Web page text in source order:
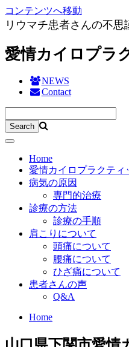
コンテンツへ移動
リウマチ患者さんの不思
愛情カイロプラ
NEWS
Contact
Home
愛情カイロプラクティ
病気の原因
専門的治療
診療の方法
診療の手順
肩こりについて
頭痛について
腰痛について
ひざ痛について
患者さんの声
Q&A
Home